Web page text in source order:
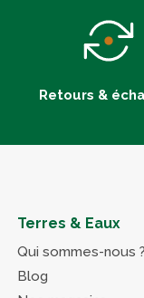
Retours &
Terres & Eaux
Qui sommes-nous ?
Blog